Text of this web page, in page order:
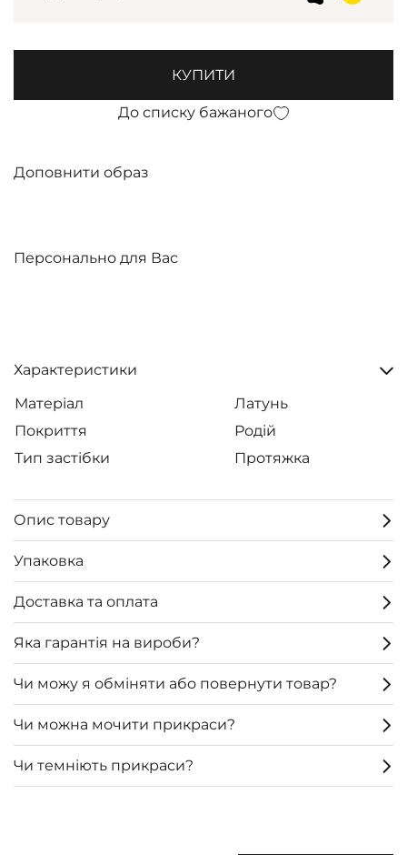
КУПИТИ
До списку бажаного
Доповнити образ
Персонально для Вас
Характеристики
Матеріал
Латунь
Покриття
Родій
Тип застібки
Протяжка
Опис товару
Упаковка
Доставка та оплата
Яка гарантія на вироби?
Чи можу я обміняти або повернути товар?
Чи можна мочити прикраси?
Чи темніють прикраси?